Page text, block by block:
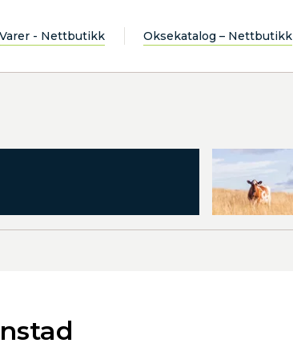
Varer - Nettbutikk Oksekatalog – Nettbutikk